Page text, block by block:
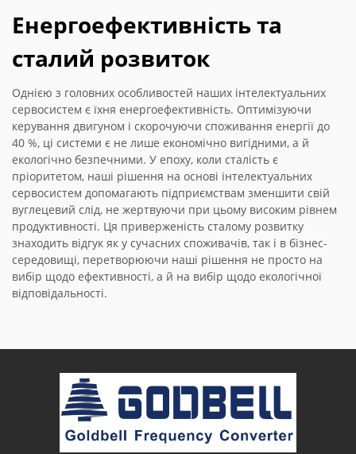
Енергоефективність та
сталий розвиток
Однією з головних особливостей наших інтелектуальних
сервосистем є їхня енергоефективність. Оптимізуючи
керування двигуном і скорочуючи споживання енергії до
40 %, ці системи є не лише економічно вигідними, а й
екологічно безпечними. У епоху, коли сталість є
пріоритетом, наші рішення на основі інтелектуальних
сервосистем допомагають підприємствам зменшити свій
вуглецевий слід, не жертвуючи при цьому високим рівнем
продуктивності. Ця приверженість сталому розвитку
знаходить відгук як у сучасних споживачів, так і в бізнес-
середовищі, перетворюючи наші рішення не просто на
вибір щодо ефективності, а й на вибір щодо екологічної
відповідальності.